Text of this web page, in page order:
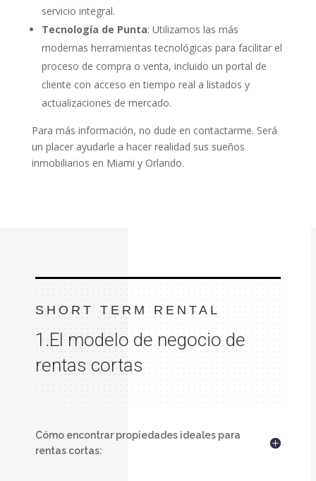
servicio integral.
Tecnología de Punta: Utilizamos las más
modernas herramientas tecnológicas para facilitar el
proceso de compra o venta, incluido un portal de
cliente con acceso en tiempo real a listados y
actualizaciones de mercado.
Para más información, no dude en contactarme. Será
un placer ayudarle a hacer realidad sus sueños
inmobiliarios en Miami y Orlando.
SHORT TERM RENTAL
1.El modelo de negocio de
rentas cortas
Cómo encontrar propiedades ideales para
rentas cortas: